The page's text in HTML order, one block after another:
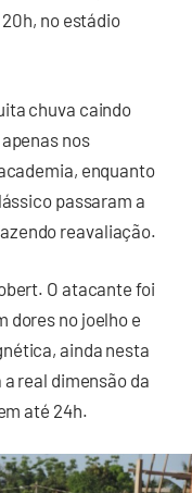
no estádio
chuva caindo
nos
enquanto
passaram a
reavaliação.
O atacante foi
dores no joelho e
ainda nesta
real dimensão da
até 24h.